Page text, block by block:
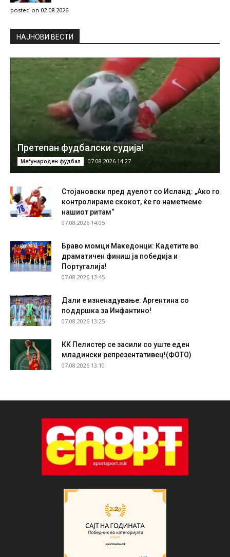
posted on 02.08.2026
НAЈНОВИ ВЕСТИ
Претепан фудбалски судија!
Меѓународен фудбал 07.08.2026 14:27
Стојановски пред дуелот со Исланд: „Ако го
контролираме скокот, ќе го наметнеме
нашиот ритам“
07.08.2026 14:05
Браво момци Македонци: Кадетите во
драматичен финиш ја победија и
Португалија!
07.08.2026 13:45
Дали е изненадување: Аргентина со
поддршка за Инфантино!
07.08.2026 13:25
КК Пелистер се засили со уште еден
младински репрезентативец!(ФОТО)
07.08.2026 13:10